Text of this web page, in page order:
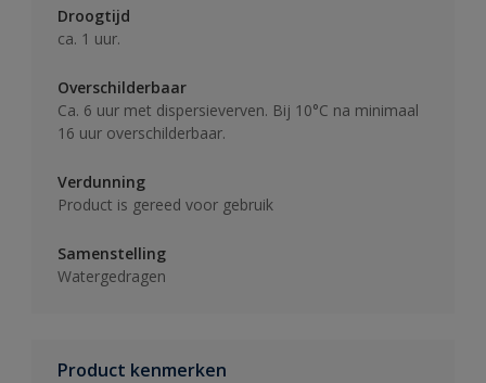
Droogtijd
ca. 1 uur.
Overschilderbaar
Ca. 6 uur met dispersieverven. Bij 10°C na minimaal
16 uur overschilderbaar.
Verdunning
Product is gereed voor gebruik
Samenstelling
Watergedragen
Product kenmerken